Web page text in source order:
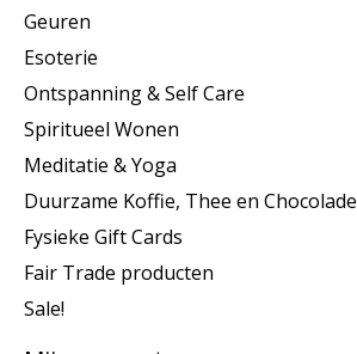
Geuren
Esoterie
Ontspanning & Self Care
Spiritueel Wonen
Meditatie & Yoga
Duurzame Koffie, Thee en Chocolade
Fysieke Gift Cards
Fair Trade producten
Sale!